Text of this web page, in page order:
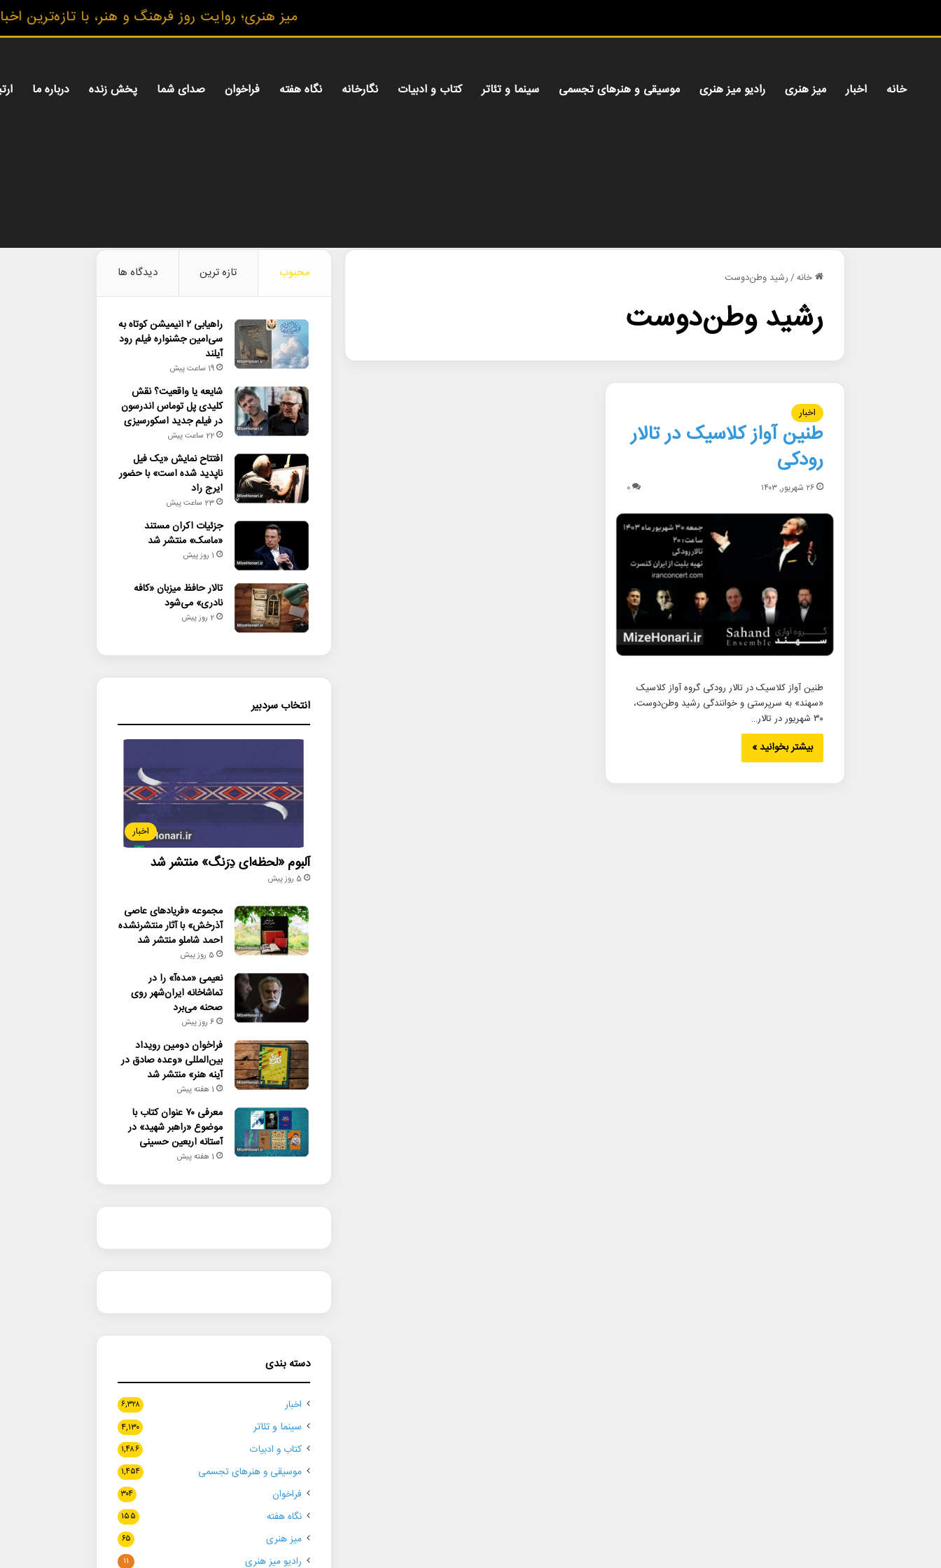
میز هنری؛ روایت روز فرهنگ و هنر، با تازه‌ترین
خانه اخبار میز هنری رادیو میز هنری موسیقی و هنرهای تجسمی سینما و تئاتر کتاب و ادبیات نگارخانه نگاه هفته فراخوان صدای شما پخش زنده درباره ما
خانه/رشید وطن‌دوست
رشید وطن‌دوست
اخبار
طنین آواز کلاسیک در تالار
رودکی
۲۶ شهریور, ۱۴۰۳ ۰
طنین آواز کلاسیک در تالار رودکی گروه آواز کلاسیک
«سهند» به سرپرستی و خوانندگی رشید وطن‌دوست،
۳۰ شهریور در تالار…
بیشتر بخوانید »
محبوب تازه ترین دیدگاه ها
راهیابی ۲ انیمیشن کوتاه به
سی‌امین جشنواره فیلم رود
آیلند
19 ساعت پیش
شایعه یا واقعیت؟ نقش
کلیدی پل توماس اندرسون
در فیلم جدید اسکورسیزی
22 ساعت پیش
افتتاح نمایش «یک فیل
ناپدید شده است» با حضور
ایرج راد
23 ساعت پیش
جزئیات اکران مستند
«ماسک» منتشر شد
1 روز پیش
تالار حافظ میزبان «کافه
نادری» می‌شود
2 روز پیش
انتخاب سردبیر
اخبار
آلبوم «لحظه‌ای دِرَنگ» منتشر شد
5 روز پیش
مجموعه «فریادهای عاصی
آذرخش» با آثار منتشرنشده
احمد شاملو منتشر شد
5 روز پیش
نعیمی «مده‌آ» را در
تماشاخانه ایران‌شهر روی
صحنه می‌برد
6 روز پیش
فراخوان دومین رویداد
بین‌المللی «وعده صادق در
آینه هنر» منتشر شد
1 هفته پیش
معرفی ۷۰ عنوان کتاب با
موضوع «راهبر شهید» در
آستانه اربعین حسینی
1 هفته پیش
دسته بندی
اخبار ۶,۳۲۸
سینما و تئاتر ۴,۱۳۰
کتاب و ادبیات ۱,۴۸۶
موسیقی و هنرهای تجسمی ۱,۴۵۴
فراخوان ۳۰۴
نگاه هفته ۱۵۵
میز هنری ۶۵
رادیو میز هنری ۱۱